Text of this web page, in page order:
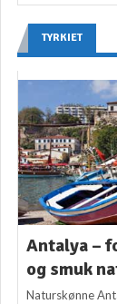
TYRKIET
Antalya –
og smuk
Naturskønne